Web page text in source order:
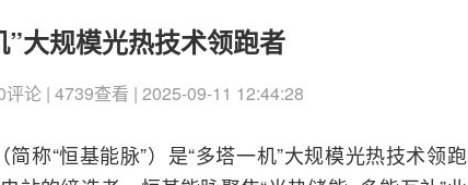
规模光热技术领跑者
论 | 4739查看 | 2025-09-11 12:44:28
称“恒基能脉”）是“多塔一机”大规模光热技术领跑